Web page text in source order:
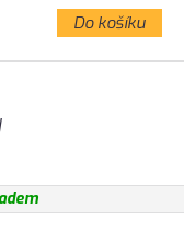
Do košíku